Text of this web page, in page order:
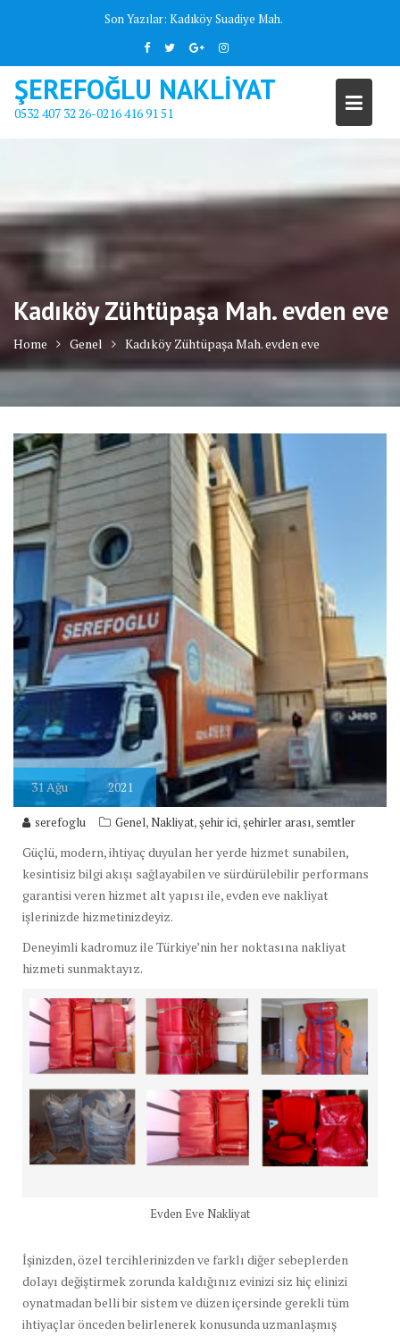
Son Yazılar: Kadıköy Suadiye Mah.
ŞEREFOĞLU NAKLİYAT
0532 407 32 26-0216 416 91 51
Kadıköy Zühtüpaşa Mah. evden eve
Home Genel Kadıköy Zühtüpaşa Mah. evden eve
31Ağu 2021
serefoglu Genel,Nakliyat,şehir ici,şehirler arası,semtler
Güçlü, modern, ihtiyaç duyulan her yerde hizmet sunabilen,
kesintisiz bilgi akışı sağlayabilen ve sürdürülebilir performans
garantisi veren hizmet alt yapısı ile, evden eve nakliyat
işlerinizde hizmetinizdeyiz.
Deneyimli kadromuz ile Türkiye’nin her noktasına nakliyat
hizmeti sunmaktayız.
Evden Eve Nakliyat
İşinizden, özel tercihlerinizden ve farklı diğer sebeplerden
dolayı değiştirmek zorunda kaldığınız evinizi siz hiç elinizi
oynatmadan belli bir sistem ve düzen içersinde gerekli tüm
ihtiyaçlar önceden belirlenerek konusunda uzmanlaşmış